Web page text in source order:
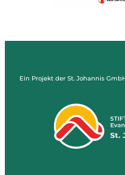
Ein Projekt der St. Johannis